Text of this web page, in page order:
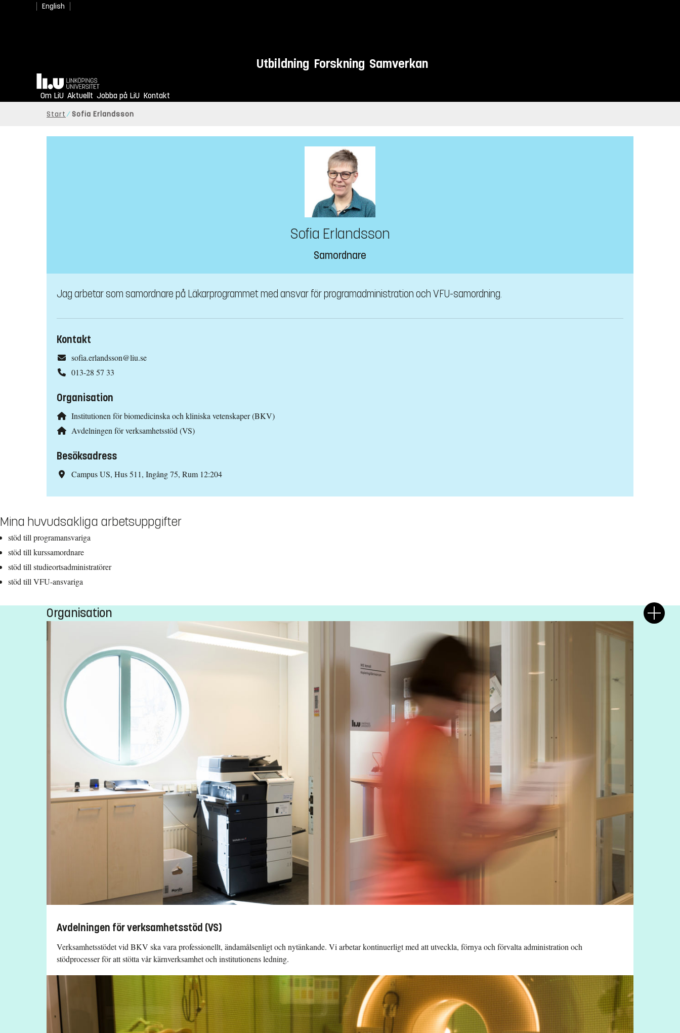
English
Utbildning Forskning Samverkan
Hem
Om LiU Aktuellt Jobba på LiU Kontakt
Start Sofia Erlandsson
Sofia Erlandsson
Samordnare
Jag arbetar som samordnare på Läkarprogrammet med ansvar för programadministration och VFU-samordning.
Kontakt
sofia.erlandsson@liu.se
013-28 57 33
Organisation
Institutionen för biomedicinska och kliniska vetenskaper (BKV)
Avdelningen för verksamhetsstöd (VS)
Besöksadress
Campus US, Hus 511, Ingång 75, Rum 12:204
Mina huvudsakliga arbetsuppgifter
stöd till programansvariga
stöd till kurssamordnare
stöd till studieortsadministratörer
stöd till VFU-ansvariga
Organisation
Avdelningen för verksamhetsstöd (VS)
Verksamhetsstödet vid BKV ska vara professionellt, ändamålsenligt och nytänkande. Vi arbetar kontinuerligt med att utveckla, förnya och förvalta administration och
stödprocesser för att stötta vår kärnverksamhet och institutionens ledning.